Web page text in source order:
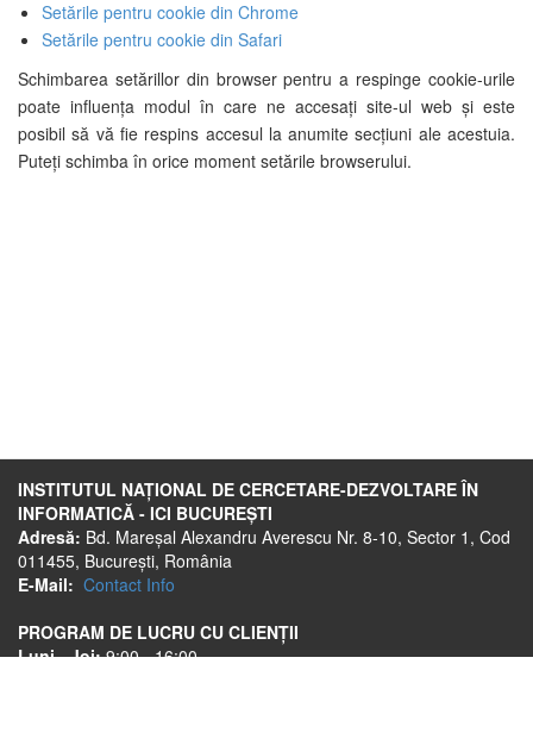
Setările pentru cookie din Chrome
Setările pentru cookie din Safari
Schimbarea setărillor din browser pentru a respinge cookie-urile
poate influența modul în care ne accesați site-ul web și este
posibil să vă fie respins accesul la anumite secțiuni ale acestuia.
Puteți schimba în orice moment setările browserului.
INSTITUTUL NAȚIONAL DE CERCETARE-DEZVOLTARE ÎN
INFORMATICĂ - ICI BUCUREȘTI
Adresă: Bd. Mareșal Alexandru Averescu Nr. 8-10, Sector 1, Cod
011455, București, România
E-Mail: Contact Info
PROGRAM DE LUCRU CU CLIENȚII
Luni - Joi:9:00 - 16:00